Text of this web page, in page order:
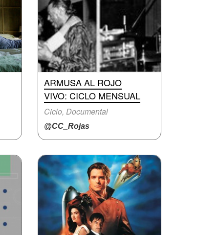
ARMUSA AL ROJO
VIVO: CICLO MENSUAL
Ciclo, Documental
@CC_Rojas